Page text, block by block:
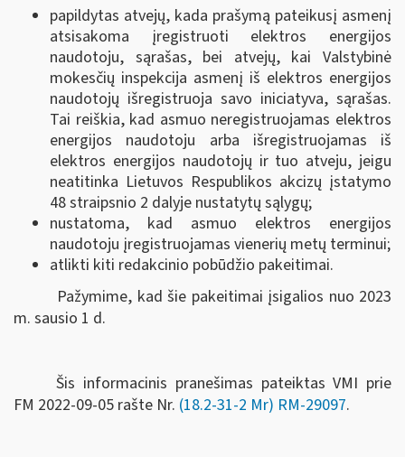
papildytas atvejų, kada prašymą pateikusį asmenį
atsisakoma įregistruoti elektros energijos
naudotoju, sąrašas, bei atvejų, kai Valstybinė
mokesčių inspekcija asmenį iš elektros energijos
naudotojų išregistruoja savo iniciatyva, sąrašas.
Tai reiškia, kad asmuo neregistruojamas elektros
energijos naudotoju arba išregistruojamas iš
elektros energijos naudotojų ir tuo atveju, jeigu
neatitinka Lietuvos Respublikos akcizų įstatymo
48 straipsnio 2 dalyje nustatytų sąlygų;
nustatoma, kad asmuo elektros energijos
naudotoju įregistruojamas vienerių metų terminui;
atlikti kiti redakcinio pobūdžio pakeitimai.
Pažymime, kad šie pakeitimai įsigalios nuo 2023
m. sausio 1 d.
Šis informacinis pranešimas pateiktas VMI prie
FM 2022-09-05 rašte Nr. (18.2-31-2 Mr) RM-29097.